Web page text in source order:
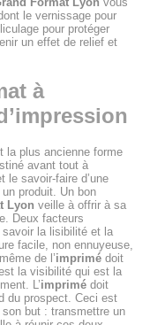
le vernissage pour
pour protéger
un effet de relief et
à
la plus ancienne forme
avant tout à
le savoir-faire d’une
produit. Un bon
Lyon veille à offrir à sa
Deux facteurs
savoir la lisibilité et la
facile, non ennuyeuse,
de l’imprimé doit
la visibilité qui est la
L’imprimé doit
du prospect. Ceci est
son but : transmettre un